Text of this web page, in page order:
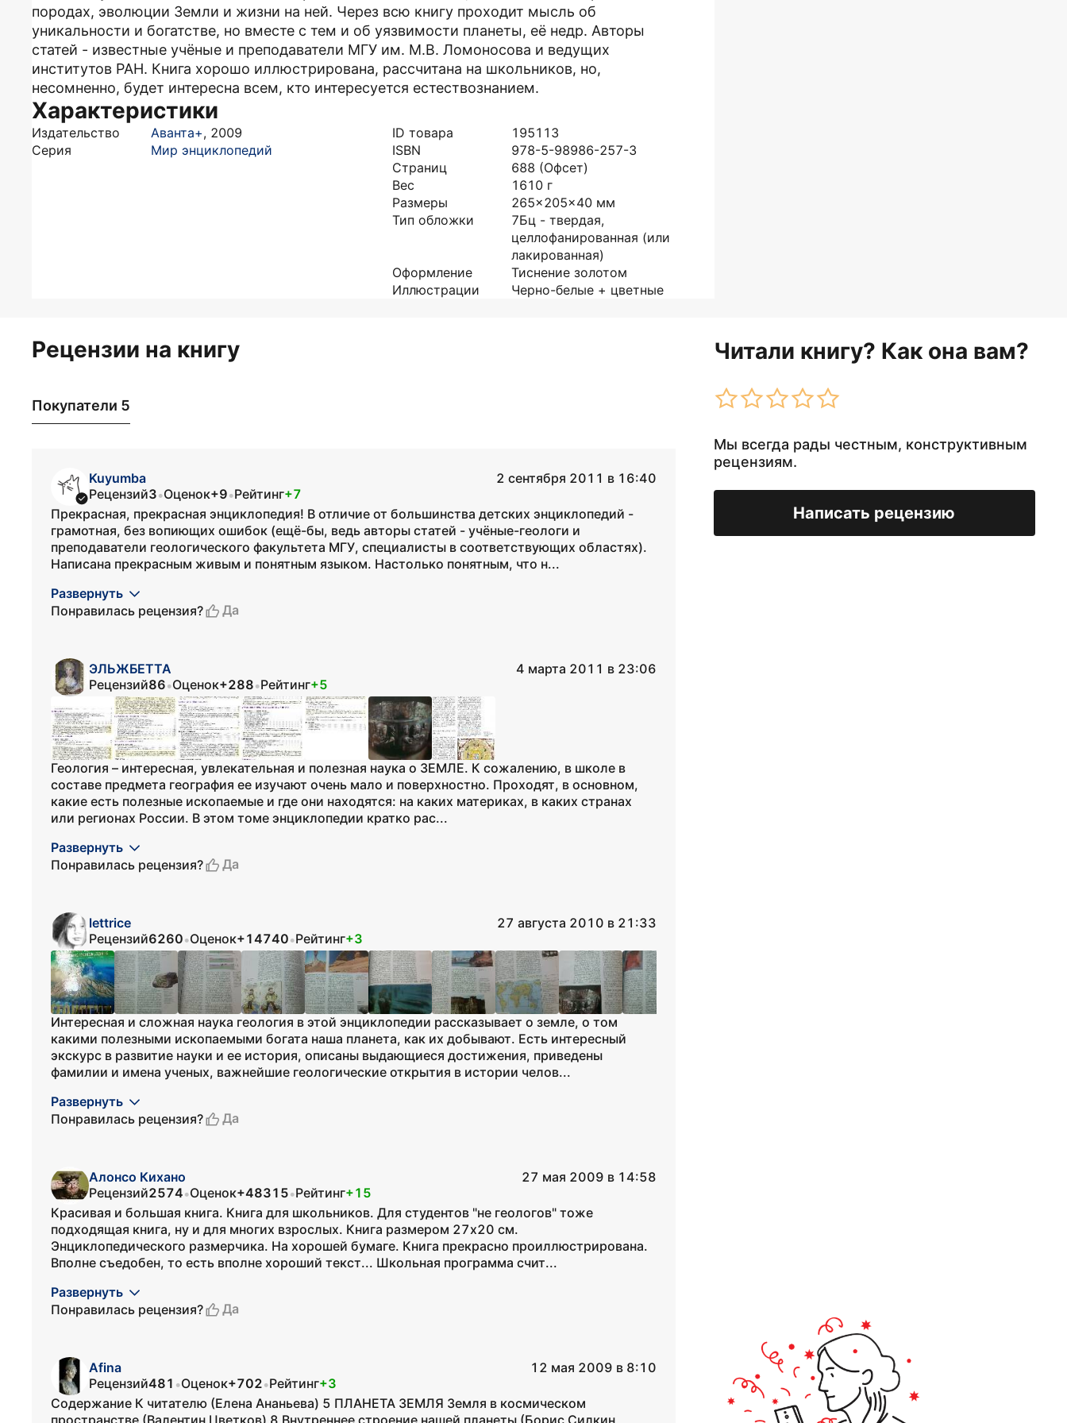
породах, эволюции Земли и жизни на ней. Через всю книгу проходит мысль об
уникальности и богатстве, но вместе с тем и об уязвимости планеты, её недр. Авторы
статей - известные учёные и преподаватели МГУ им. М.В. Ломоносова и ведущих
институтов РАН. Книга хорошо иллюстрирована, рассчитана на школьников, но,
несомненно, будет интересна всем, кто интересуется естествознанием.
Характеристики
Издательство Аванта+, 2009
Серия
Мир энциклопедий
ID товара
195113
ISBN
978-5-98986-257-3
Страниц
688 (Офсет)
Вес
1610 г
Размеры
265x205x40 мм
Тип обложки
7Бц - твердая,
целлофанированная (или
лакированная)
Оформление
Тиснение золотом
Иллюстрации
Черно-белые + цветные
Рецензии на книгу Читали книгу? Как она вам?
Мы всегда рады честным, конструктивным
рецензиям.
Написать рецензию
Покупатели 5
Kuyumba
2 сентября 2011 в 16:40
Рецензий3•Оценок+9•Рейтинг+7
Прекрасная, прекрасная энциклопедия! В отличие от большинства детских энциклопедий -
грамотная, без вопиющих ошибок (ещё-бы, ведь авторы статей - учёные-геологи и
преподаватели геологического факультета МГУ, специалисты в соответствующих областях).
Написана прекрасным живым и понятным языком. Настолько понятным, что н...
Развернуть
Понравилась рецензия?
Да
ЭЛЬЖБЕТТА
4 марта 2011 в 23:06
Рецензий86•Оценок+288•Рейтинг+5
Геология – интересная, увлекательная и полезная наука о ЗЕМЛЕ. К сожалению, в школе в
составе предмета география ее изучают очень мало и поверхностно. Проходят, в основном,
какие есть полезные ископаемые и где они находятся: на каких материках, в каких странах
или регионах России. В этом томе энциклопедии кратко рас...
Развернуть
Понравилась рецензия?
Да
lettrice
27 августа 2010 в 21:33
Рецензий6260•Оценок+14740•Рейтинг+3
Интересная и сложная наука геология в этой энциклопедии рассказывает о земле, о том
какими полезными ископаемыми богата наша планета, как их добывают. Есть интересный
экскурс в развитие науки и ее история, описаны выдающиеся достижения, приведены
фамилии и имена ученых, важнейшие геологические открытия в истории челов...
Развернуть
Понравилась рецензия?
Да
Алонсо Кихано
27 мая 2009 в 14:58
Рецензий2574•Оценок+48315•Рейтинг+15
Красивая и большая книга. Книга для школьников. Для студентов "не геологов" тоже
подходящая книга, ну и для многих взрослых. Книга размером 27х20 см.
Энциклопедического размерчика. На хорошей бумаге. Книга прекрасно проиллюстрирована.
Вполне съедобен, то есть вполне хороший текст... Школьная программа счит...
Развернуть
Понравилась рецензия?
Да
Afina
12 мая 2009 в 8:10
Рецензий481 •Оценок+702•Рейтинг+3
Содержание К читателю (Елена Ананьева) 5 ПЛАНЕТА ЗЕМЛЯ Земля в космическом
пространстве (Валентин Цветков) 8 Внутреннее строение нашей планеты (Борис Силкин,